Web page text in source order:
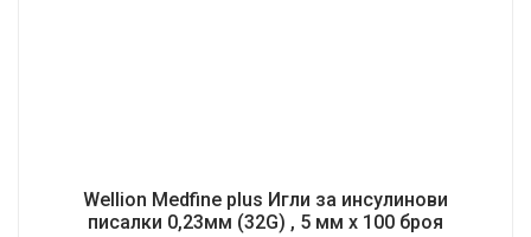
Wellion Medfine plus Игли за инсулинови
писалки 0,23мм (32G) , 5 мм x 100 броя